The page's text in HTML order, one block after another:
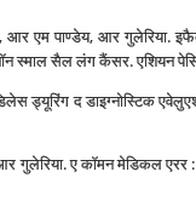
आर एम पाण्‍डेय, आर गुलेरिया.
स्‍माल सैल लंग कैंसर. एशियन
डिलेस ड्यूरिंग द डाइग्‍नोस्टिक
गुलेरिया. ए कॉमन मेडिकल एरर